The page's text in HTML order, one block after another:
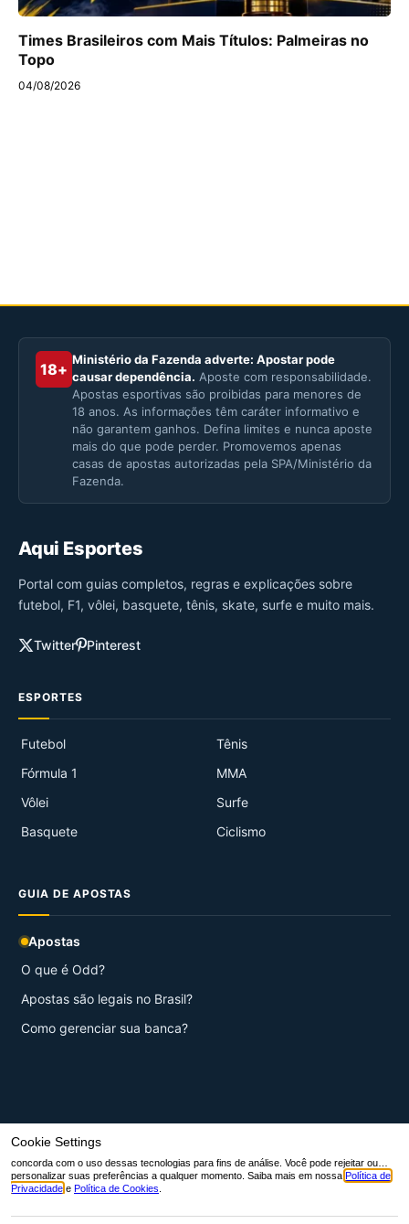
Times Brasileiros com Mais Títulos: Palmeiras no
Topo
04/08/2026
18+
Ministério da Fazenda adverte: Apostar pode
causar dependência. Aposte com responsabilidade.
Apostas esportivas são proibidas para menores de
18 anos. As informações têm caráter informativo e
não garantem ganhos. Defina limites e nunca aposte
mais do que pode perder. Promovemos apenas
casas de apostas autorizadas pela SPA/Ministério da
Fazenda.
Aqui Esportes
Portal com guias completos, regras e explicações sobre
futebol, F1, vôlei, basquete, tênis, skate, surfe e muito mais.
Twitter Pinterest
ESPORTES
Futebol
Fórmula 1
Vôlei
Basquete
Tênis
MMA
Surfe
Ciclismo
GUIA DE APOSTAS
Apostas
O que é Odd?
Apostas são legais no Brasil?
Como gerenciar sua banca?
© 2026 Aqui Esportes.
Início Contato Sobre nós Termos de Serviço